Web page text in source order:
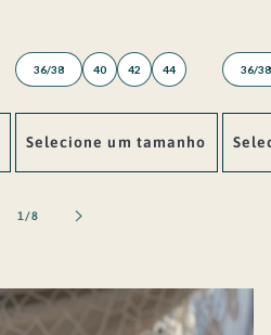
36/38 40 42 44
Selecione um tamanho
36/38
1 /de
8